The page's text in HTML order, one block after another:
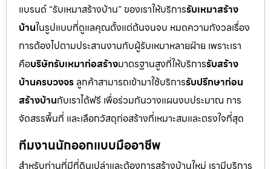
แบรนด์ “รับเหมาสร้างบ้าน” ของเราให้บริการรับเหมาสร้าง
บ้านในรูปแบบที่ดูแลคุณตั้งแต่ต้นจนจบ หมดความกังวลเรื่อง
การต้องไปตามประสานงานกับผู้รับเหมาหลายฝ่าย เพราะเรา
คือบริษัทรับเหมาก่อสร้างมาตรฐานสูงที่ให้บริการรับสร้าง
บ้านครบวงจร ลูกค้าสามารถเข้ามาใช้บริการรับปรึกษาก่อน
สร้างบ้านกับเราได้ฟรี เพื่อร่วมกันวางแผนงบประมาณ การ
จัดสรรพื้นที่ และเลือกวัสดุก่อสร้างที่เหมาะสมและตรงใจที่สุด
ทีมงานนักออกแบบมืออาชีพ
สำหรับท่านที่มีที่ดินเปล่าและต้องการสร้างบ้านใหม่ เรามีบริการ